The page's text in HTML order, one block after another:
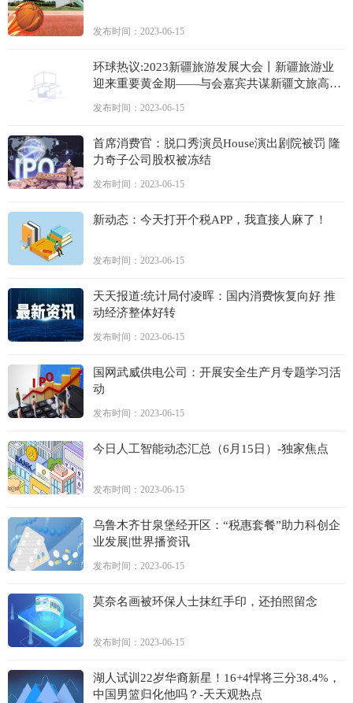
发布时间：2023-06-15
环球热议:2023新疆旅游发展大会丨新疆旅游业
迎来重要黄金期——与会嘉宾共谋新疆文旅高质
发布时间：2023-06-15
首席消费官：脱口秀演员House演出剧院被罚 隆
力奇子公司股权被冻结
发布时间：2023-06-15
新动态：今天打开个税APP，我直接人麻了！
发布时间：2023-06-15
天天报道:统计局付凌晖：国内消费恢复向好 推
动经济整体好转
发布时间：2023-06-15
国网武威供电公司：开展安全生产月专题学习活
动
发布时间：2023-06-15
今日人工智能动态汇总（6月15日）-独家焦点
发布时间：2023-06-15
乌鲁木齐甘泉堡经开区：“税惠套餐”助力科创企
业发展|世界播资讯
发布时间：2023-06-15
莫奈名画被环保人士抹红手印，还拍照留念
发布时间：2023-06-15
湖人试训22岁华裔新星！16+4悍将三分38.4%，
中国男篮归化他吗？-天天观热点